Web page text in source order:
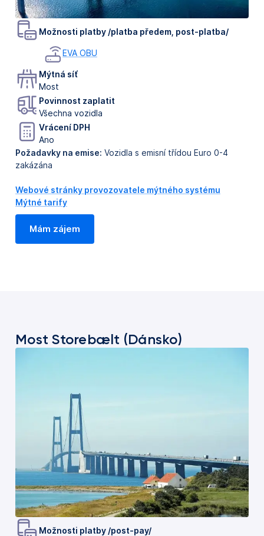
Možnosti platby /platba předem, post-platba/
EVA OBU
Mýtná síť
Most
Povinnost zaplatit
Všechna vozidla
Vrácení DPH
Ano
Požadavky na emise: Vozidla s emisní třídou Euro 0-4
zakázána
Webové stránky provozovatele mýtného systému
Mýtné tarify
Mám zájem
Most Storebælt (Dánsko)
Možnosti platby /post-pay/